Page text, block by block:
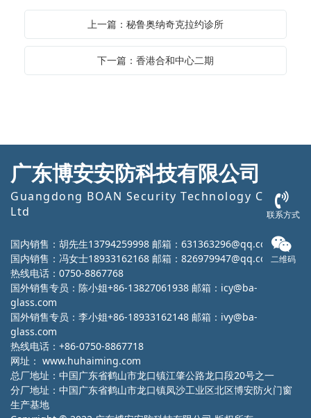
上一篇：秘鲁奥纳奇克拉约诊所
下一篇：香港合和中心二期
广东博安安防科技有限公司
Guangdong BOAN Security Technology Co.,
Ltd
国内销售：胡先生13794259998 邮箱：631363296@qq.com
国内销售：冯女士18933162168 邮箱：826979947@qq.com
热线电话：0750-8867768
国外销售专员：陈小姐+86-13827061938 邮箱：icy@ba-
glass.com
国外销售专员：李小姐+86-18933162148 邮箱：ivy@ba-
glass.com
热线电话：+86-0750-8867718
网址： www.huhaiming.com
总厂地址：中国广东省鹤山市龙口镇江肇公路龙口段20号之一
分厂地址：中国广东省鹤山市龙口镇凤沙工业区北区博安防火门窗
生产基地
联系方式
二维码